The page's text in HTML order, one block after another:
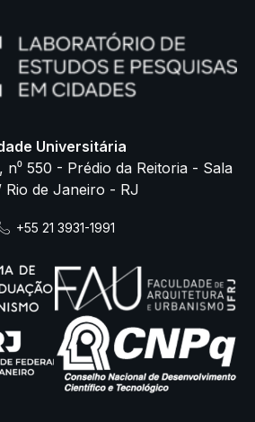
Universitária
n⁰ 550 - Prédio da Reitoria - Sala
Rio de Janeiro - RJ
+55 21 3931-1991